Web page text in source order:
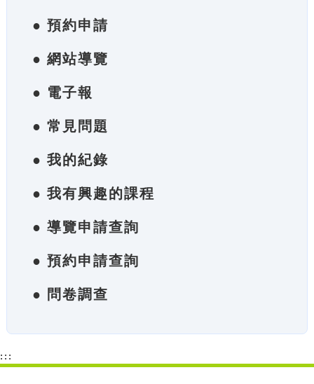
● 預約申請
● 網站導覽
● 電子報
● 常見問題
● 我的紀錄
● 我有興趣的課程
● 導覽申請查詢
● 預約申請查詢
● 問卷調查
:::